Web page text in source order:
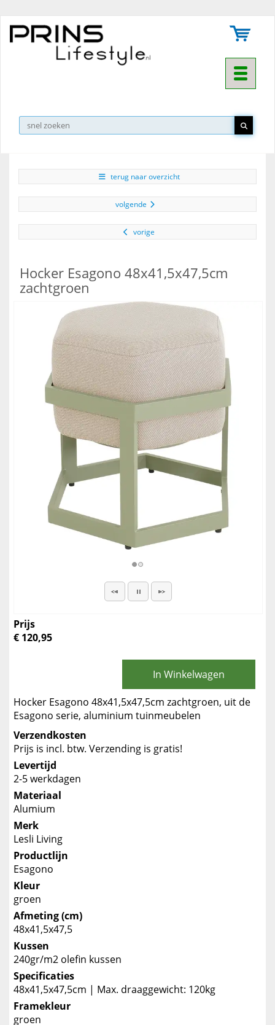
Toggle
▼
terug naar overzicht
volgende
vorige
Hocker Esagono 48x41,5x47,5cm
zachtgroen
Prijs
€ 120,95
In Winkelwagen
Hocker Esagono 48x41,5x47,5cm zachtgroen, uit de
Esagono serie, aluminium tuinmeubelen
Verzendkosten
Prijs is incl. btw. Verzending is gratis!
Levertijd
2-5 werkdagen
Materiaal
Alumium
Merk
Lesli Living
Productlijn
Esagono
Kleur
groen
Afmeting (cm)
48x41,5x47,5
Kussen
240gr/m2 olefin kussen
Specificaties
48x41,5x47,5cm | Max. draaggewicht: 120kg
Framekleur
groen